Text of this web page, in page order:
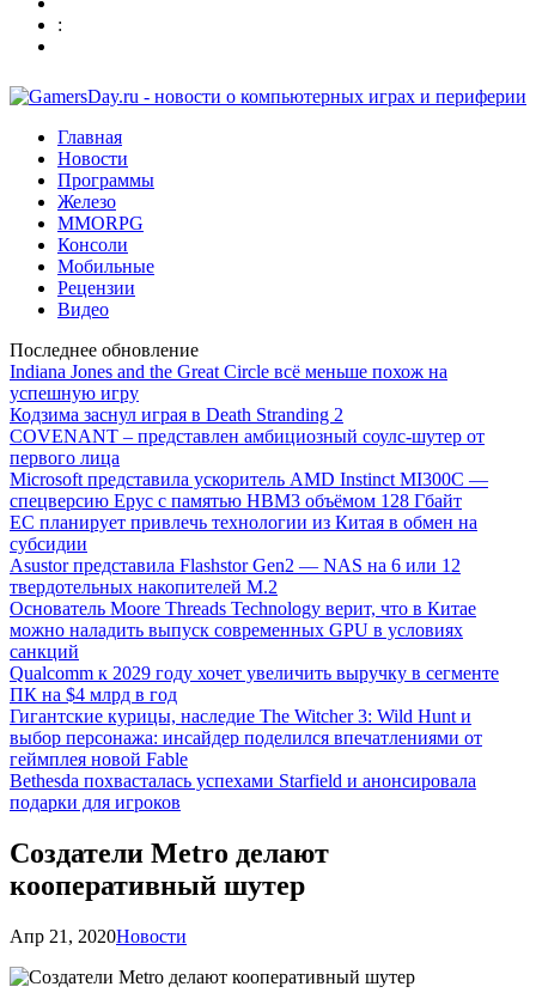
:
Главная
Новости
Программы
Железо
MMORPG
Консоли
Мобильные
Рецензии
Видео
Последнее обновление
Indiana Jones and the Great Circle всё меньше похож на
успешную игру
Кодзима заснул играя в Death Stranding 2
COVENANT – представлен амбициозный соулс-шутер от
первого лица
Microsoft представила ускоритель AMD Instinct MI300C —
спецверсию Epyc с памятью HBM3 объёмом 128 Гбайт
ЕС планирует привлечь технологии из Китая в обмен на
субсидии
Asustor представила Flashstor Gen2 — NAS на 6 или 12
твердотельных накопителей M.2
Основатель Moore Threads Technology верит, что в Китае
можно наладить выпуск современных GPU в условиях
санкций
Qualcomm к 2029 году хочет увеличить выручку в сегменте
ПК на $4 млрд в год
Гигантские курицы, наследие The Witcher 3: Wild Hunt и
выбор персонажа: инсайдер поделился впечатлениями от
геймплея новой Fable
Bethesda похвасталась успехами Starfield и анонсировала
подарки для игроков
Создатели Metro делают
кооперативный шутер
Апр 21, 2020Новости